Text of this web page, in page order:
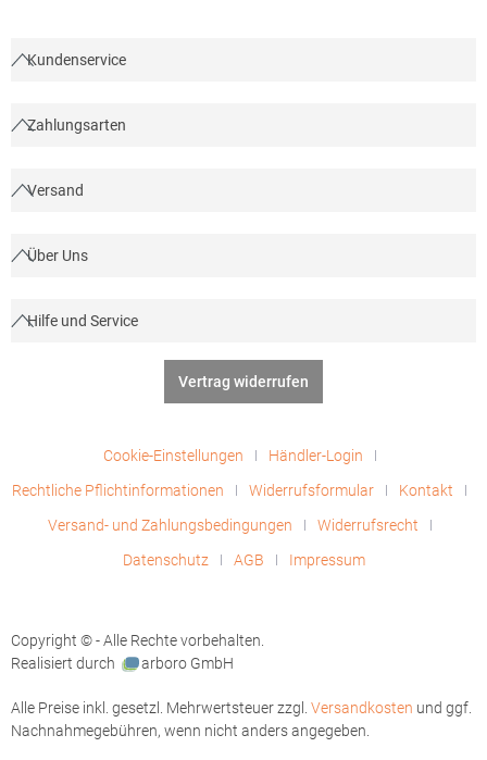
textil.de
Kundenservice
Zahlungsarten
Versand
Über Uns
Hilfe und Service
Vertrag widerrufen
Cookie-Einstellungen
Händler-Login
Rechtliche Pflichtinformationen
Widerrufsformular
Kontakt
Versand- und Zahlungsbedingungen
Widerrufsrecht
Datenschutz
AGB Impressum
Copyright © - Alle Rechte vorbehalten.
Realisiert durch
arboro GmbH
Alle Preise inkl. gesetzl. Mehrwertsteuer zzgl. Versandkosten und ggf.
Nachnahmegebühren, wenn nicht anders angegeben.